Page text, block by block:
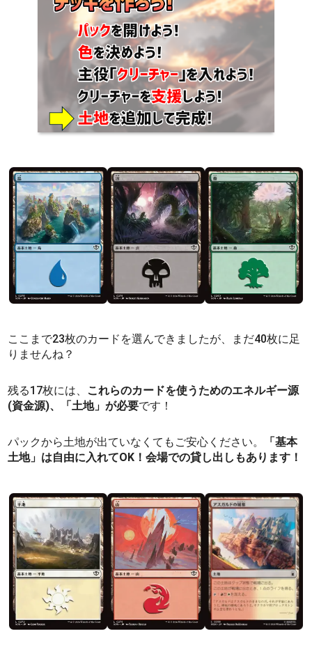
ここまで23枚のカードを選んできましたが、まだ40枚に足
りませんね？
残る17枚には、 これらのカードを使うためのエネルギー源
(資金源)、「土地」が必要です！
パックから土地が出ていなくてもご安心ください。
「基本
土地」は自由に入れてOK！会場での貸し出しもあります！